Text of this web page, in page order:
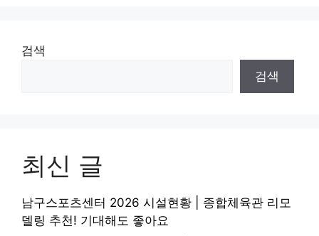
검색
검색
최신 글
남구스포츠센터 2026 시설현황 | 종합체육관 리모
델링 추천! 기대해도 좋아요